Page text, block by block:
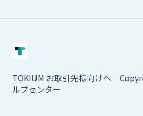
TOKIUM お取引先様向けヘ
ルプセンター